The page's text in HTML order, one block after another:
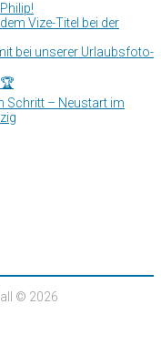
Vize-Titel bei der
bei unserer Urlaubsfoto-
Schritt – Neustart im
© 2026